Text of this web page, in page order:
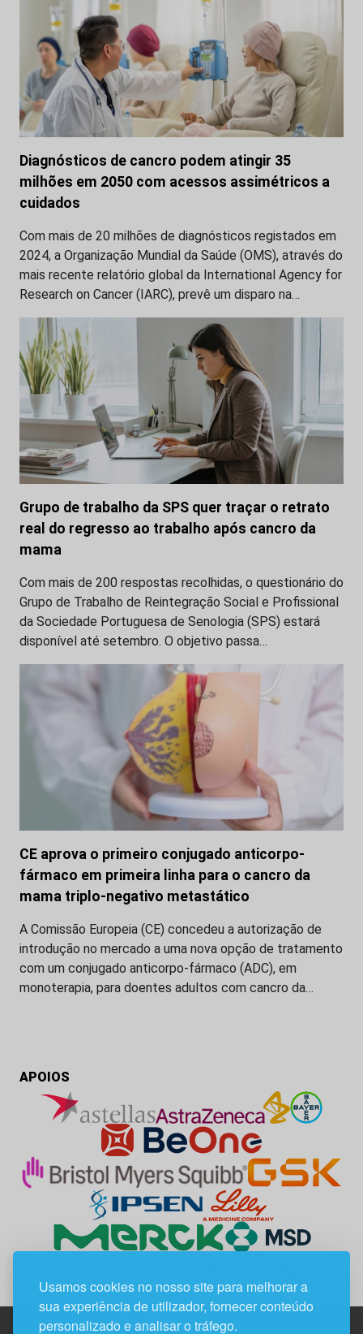
Usamos cookies no nosso site para melhorar a
sua experiência de utilizador, fornecer conteúdo
personalizado e analisar o tráfego.
Diagnósticos de cancro podem atingir 35
milhões em 2050 com acessos assimétricos a
cuidados
Com mais de 20 milhões de diagnósticos registados em
2024, a Organização Mundial da Saúde (OMS), através do
mais recente relatório global da International Agency for
Research on Cancer (IARC), prevê um disparo na…
Grupo de trabalho da SPS quer traçar o retrato
real do regresso ao trabalho após cancro da
mama
Com mais de 200 respostas recolhidas, o questionário do
Grupo de Trabalho de Reintegração Social e Profissional
da Sociedade Portuguesa de Senologia (SPS) estará
disponível até setembro. O objetivo passa…
CE aprova o primeiro conjugado anticorpo-
fármaco em primeira linha para o cancro da
mama triplo-negativo metastático
A Comissão Europeia (CE) concedeu a autorização de
introdução no mercado a uma nova opção de tratamento
com um conjugado anticorpo-fármaco (ADC), em
monoterapia, para doentes adultos com cancro da…
APOIOS